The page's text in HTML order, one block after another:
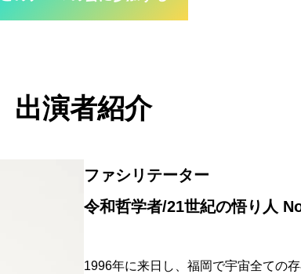
出演者紹介
ファシリテーター
令和哲学者/21世紀の悟り人
1996年に来日し、福岡で宇宙全ての